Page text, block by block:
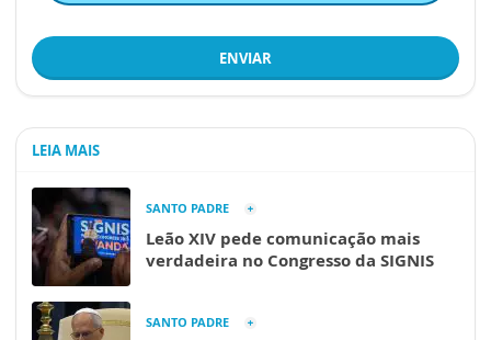
ENVIAR
LEIA MAIS
SANTO PADRE
Leão XIV pede comunicação mais
verdadeira no Congresso da SIGNIS
SANTO PADRE